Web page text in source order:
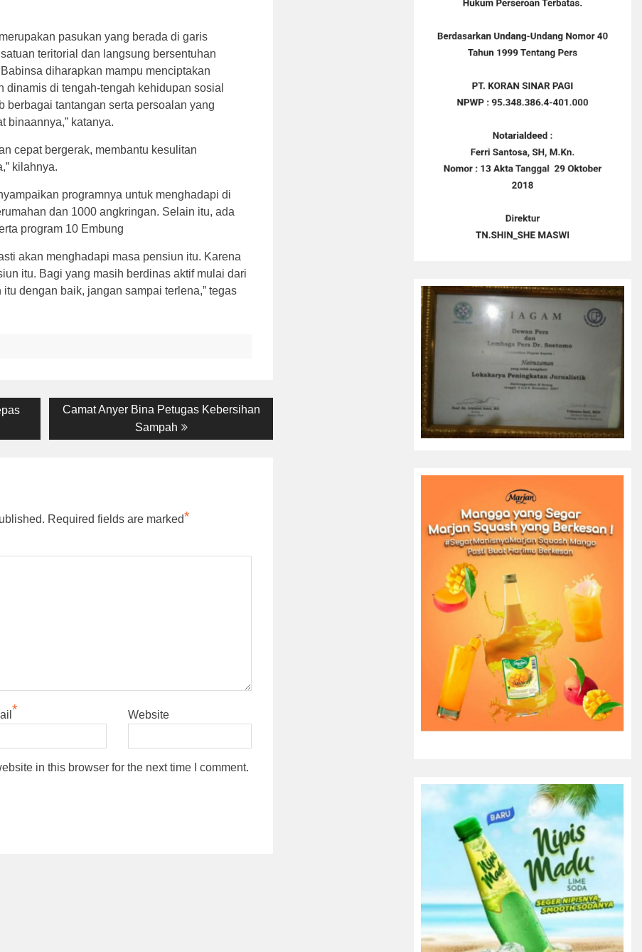
pasukan yang berada di garis
teritorial dan langsung bersentuhan
diharapkan mampu menciptakan
di tengah-tengah kehidupan sosial
berbagai tantangan serta persoalan yang
binaannya,” katanya.
cepat bergerak, membantu kesulitan
kilahnya.
programnya untuk menghadapi di
dan 1000 angkringan. Selain itu, ada
program 10 Embung
akan menghadapi masa pensiun itu. Karena
itu. Bagi yang masih berdinas aktif mulai dari
dengan baik, jangan sampai terlena,” tegas
Next
Camat Anyer Bina Petugas Kebersihan
Sampah
Required fields are marked*
* Website
in this browser for the next time I comment.